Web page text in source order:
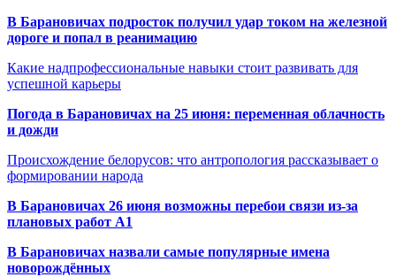
В Барановичах подросток получил удар током на железной
дороге и попал в реанимацию
Какие надпрофессиональные навыки стоит развивать для
успешной карьеры
Погода в Барановичах на 25 июня: переменная облачность
и дожди
Происхождение белорусов: что антропология рассказывает о
формировании народа
В Барановичах 26 июня возможны перебои связи из-за
плановых работ A1
В Барановичах назвали самые популярные имена
новорождённых